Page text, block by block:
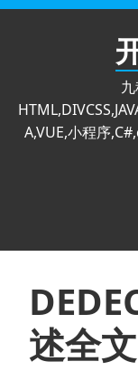
跳
A,VUE,小程序
述全